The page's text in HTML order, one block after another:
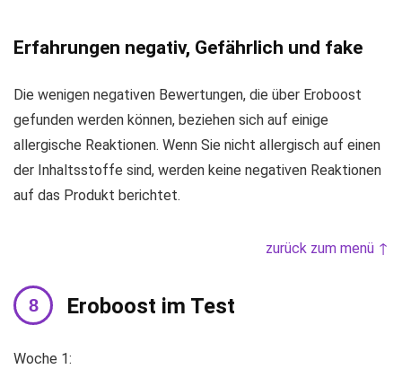
Erfahrungen negativ, Gefährlich und fake
Die wenigen negativen Bewertungen, die über Eroboost
gefunden werden können, beziehen sich auf einige
allergische Reaktionen. Wenn Sie nicht allergisch auf einen
der Inhaltsstoffe sind, werden keine negativen Reaktionen
auf das Produkt berichtet.
zurück zum menü ↑
Eroboost im Test
Woche 1: